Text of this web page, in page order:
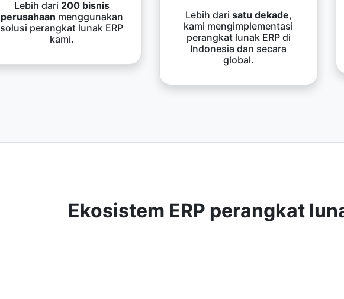
Lebih dari 200 bisnis
perusahaan menggunakan
solusi perangkat lunak ERP
kami.
Lebih dari satu dekade,
kami mengimplementasi
perangkat lunak ERP di
Indonesia dan secara
global.
Ekosistem ERP perangkat